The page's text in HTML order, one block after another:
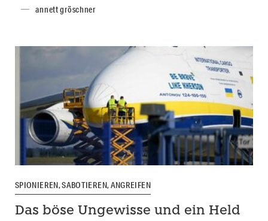
annett gröschner
SPIONIEREN, SABOTIEREN, ANGREIFEN
Das böse Ungewisse und ein Held